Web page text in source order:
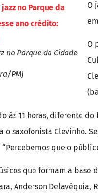
no Parque da Cidade
PMJ
O
O
às 11 horas, diferente
o saxofonista Clevinho.
“Percebemos que o
que formam a base
Anderson Delavéquia,